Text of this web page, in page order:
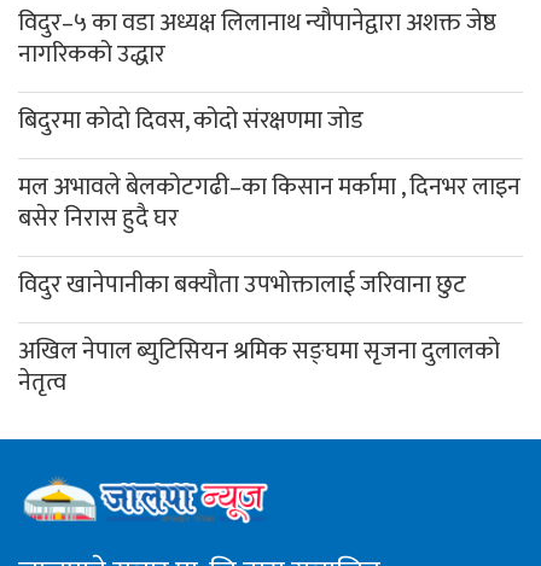
विदुर–५ का वडा अध्यक्ष लिलानाथ न्यौपानेद्वारा अशक्त जेष्ठ
नागरिकको उद्धार
बिदुरमा कोदो दिवस, कोदो संरक्षणमा जोड
मल अभावले बेलकोटगढी–का किसान मर्कामा , दिनभर लाइन
बसेर निरास हुदै घर
विदुर खानेपानीका बक्यौता उपभोक्तालाई जरिवाना छुट
अखिल नेपाल ब्युटिसियन श्रमिक सङ्घमा सृजना दुलालको
नेतृत्व